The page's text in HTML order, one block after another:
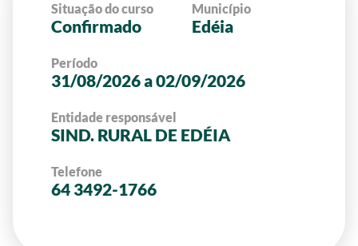
Situação do curso
Confirmado
Município
Edéia
Período
31/08/2026 a 02/09/2026
Entidade responsável
SIND. RURAL DE EDÉIA
Telefone
64 3492-1766